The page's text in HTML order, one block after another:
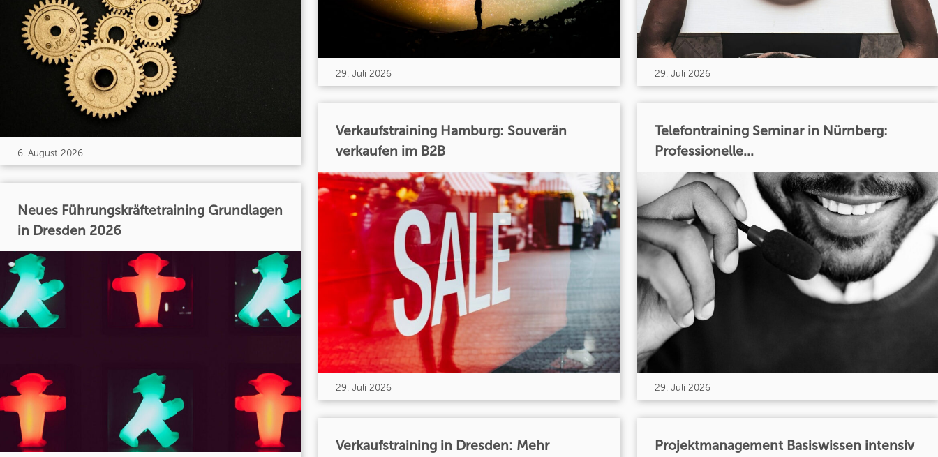
6. August 2026
Neues Führungskräftetraining Grundlagen
in Dresden 2026
29. Juli 2026
Verkaufstraining Hamburg: Souverän
verkaufen im B2B
29. Juli 2026
Verkaufstraining in Dresden: Mehr
29. Juli 2026
Telefontraining Seminar in Nürnberg:
Professionelle...
29. Juli 2026
Projektmanagement Basiswissen intensiv